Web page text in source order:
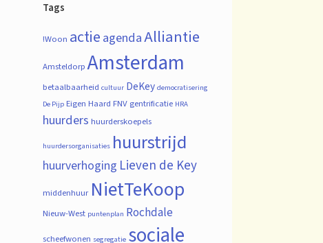
Tags
!Woon actieagendaAlliantie
Amsteldorp Amsterdam
betaalbaarheid cultuur DeKey democratisering
De Pijp Eigen Haard FNV gentrificatie HRA
huurders huurderskoepels
huurdersorganisaties huurstrijd
huurverhoging Lieven de Key
middenhuur NietTeKoop
Nieuw-West puntenplan Rochdale
scheefwonen segregatie sociale